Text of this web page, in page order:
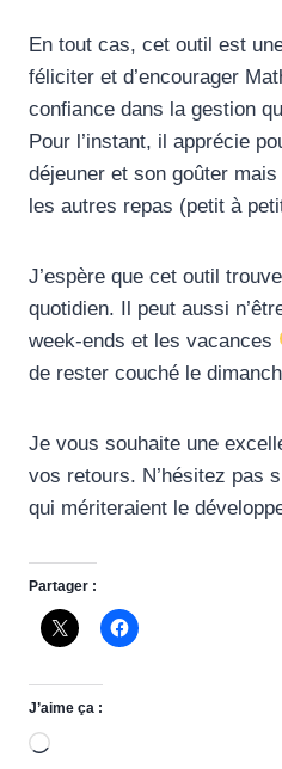
En tout cas, cet outil est
féliciter et d’encourager
confiance dans la gestion
Pour l’instant, il apprécie
déjeuner et son goûter
les autres repas (petit à
J’espère que cet outil
quotidien. Il peut aussi
week-ends et les vacances
de rester couché le
Je vous souhaite une
vos retours. N’hésitez pas
qui mériteraient le
Partager :
J’aime ça :
C